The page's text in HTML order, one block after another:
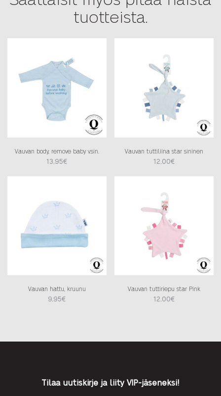
tuotteista.
Vauvan body, remove baby v.sin.
13,95€
Vauvan tuttiliina star sininen
12,00€
Vauvan hattu, kruunu
9,95€
Vauvan tuttiriepu star Pink
12,00€
Tilaa uutiskirje ja liity VIP-jäseneksi!